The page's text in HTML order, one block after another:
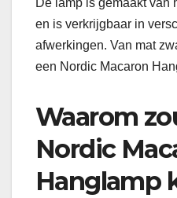
De lamp is gemaakt van
en is verkrijgbaar in
afwerkingen. Van mat
een Nordic Macaron
Waarom
Nordic
Hanglamp